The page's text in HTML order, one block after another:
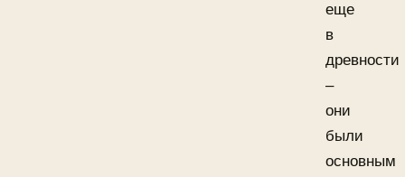
еще
в
древности
–
они
были
основным